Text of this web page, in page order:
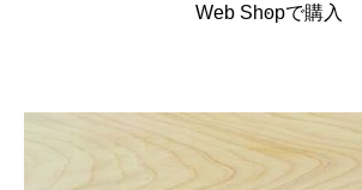
Web Shopで購入